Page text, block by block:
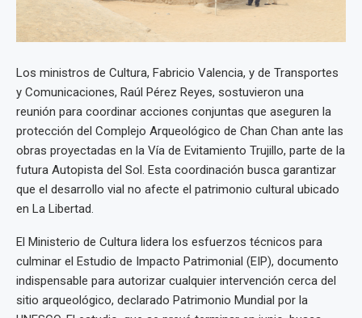
Los ministros de Cultura, Fabricio Valencia, y de Transportes
y Comunicaciones, Raúl Pérez Reyes, sostuvieron una
reunión para coordinar acciones conjuntas que aseguren la
protección del Complejo Arqueológico de Chan Chan ante las
obras proyectadas en la Vía de Evitamiento Trujillo, parte de la
futura Autopista del Sol. Esta coordinación busca garantizar
que el desarrollo vial no afecte el patrimonio cultural ubicado
en La Libertad.
El Ministerio de Cultura lidera los esfuerzos técnicos para
culminar el Estudio de Impacto Patrimonial (EIP), documento
indispensable para autorizar cualquier intervención cerca del
sitio arqueológico, declarado Patrimonio Mundial por la